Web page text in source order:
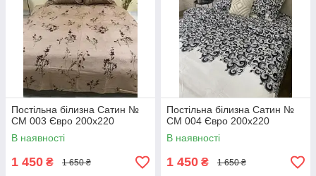
Постільна білизна Сатин №
СМ 003 Євро 200х220
В наявності
1 450 ₴ 1 650 ₴
Постільна білизна Сатин №
СМ 004 Євро 200х220
В наявності
1 450 ₴ 1 650 ₴